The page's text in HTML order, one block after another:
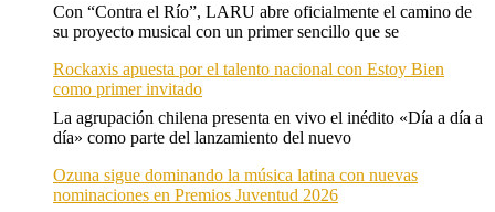
Con “Contra el Río”, LARU abre oficialmente el camino de
su proyecto musical con un primer sencillo que se
Rockaxis apuesta por el talento nacional con Estoy Bien
como primer invitado
La agrupación chilena presenta en vivo el inédito «Día a día a
día» como parte del lanzamiento del nuevo
Ozuna sigue dominando la música latina con nuevas
nominaciones en Premios Juventud 2026